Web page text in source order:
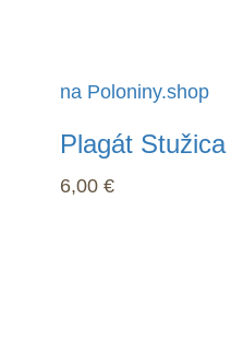
na Poloniny.shop
Plagát Stužica
6,00 €